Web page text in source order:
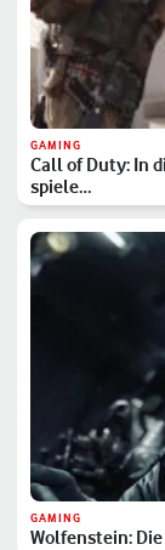
GAMING
Call of Duty: In
spiele…
GAMING
Wolfenstein: